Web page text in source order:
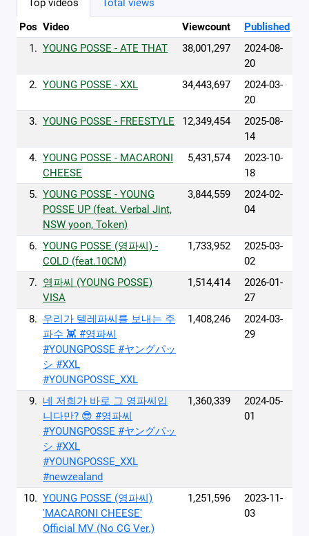
Top videos
Total views
Pos Video Viewcount
Published
1. YOUNG POSSE - ATE THAT 38,001,297
2024-08-
20
2. YOUNG POSSE - XXL 34,443,697
2024-03-
20
3. YOUNG POSSE - FREESTYLE 12,349,454
2025-08-
14
4. YOUNG POSSE - MACARONI
CHEESE
5,431,574
2023-10-
18
5. YOUNG POSSE - YOUNG
POSSE UP (feat. Verbal Jint,
NSW yoon, Token)
3,844,559
2024-02-
04
6. YOUNG POSSE (영파씨) -
COLD (feat.10CM)
1,733,952
2025-03-
02
7. 영파씨 (YOUNG POSSE)
VISA
1,514,414
2026-01-
27
8. 우리가 텔레파씨를 보내는 주
파수 👾 #영파씨
#YOUNGPOSSE #ヤングパッ
シ #XXL
#YOUNGPOSSE_XXL
1,408,246
2024-03-
29
9. 네 저희가 바로 그 영파씨입
니다만? 😎 #영파씨
#YOUNGPOSSE #ヤングパッ
シ #XXL
#YOUNGPOSSE_XXL
#newzealand
1,360,339
2024-05-
01
10. YOUNG POSSE (영파씨)
'MACARONI CHEESE'
Official MV (No CG Ver.)
1,251,596
2023-11-
03